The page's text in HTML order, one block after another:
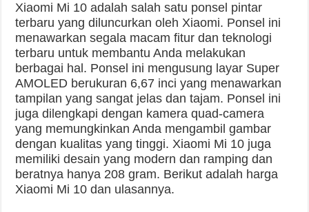
Xiaomi Mi 10 adalah salah satu ponsel pintar
terbaru yang diluncurkan oleh Xiaomi. Ponsel ini
menawarkan segala macam fitur dan teknologi
terbaru untuk membantu Anda melakukan
berbagai hal. Ponsel ini mengusung layar Super
AMOLED berukuran 6,67 inci yang menawarkan
tampilan yang sangat jelas dan tajam. Ponsel ini
juga dilengkapi dengan kamera quad-camera
yang memungkinkan Anda mengambil gambar
dengan kualitas yang tinggi. Xiaomi Mi 10 juga
memiliki desain yang modern dan ramping dan
beratnya hanya 208 gram. Berikut adalah harga
Xiaomi Mi 10 dan ulasannya.